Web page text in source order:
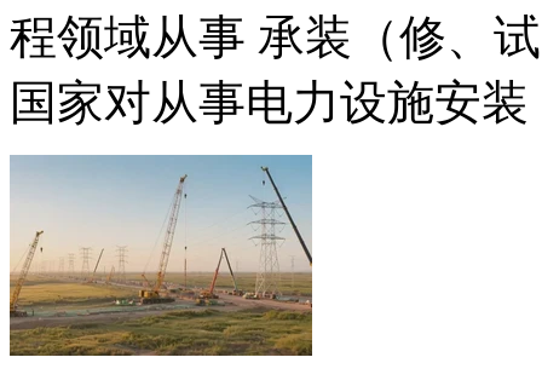
程领域从事 承装（修、
国家对从事电力设施安装